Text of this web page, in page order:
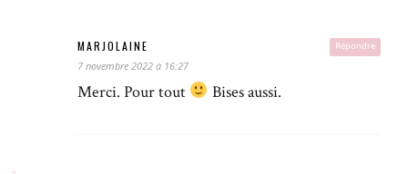
Répondre
MARJOLAINE
7 novembre 2022 à 16:27
Merci. Pour tout Bises aussi.